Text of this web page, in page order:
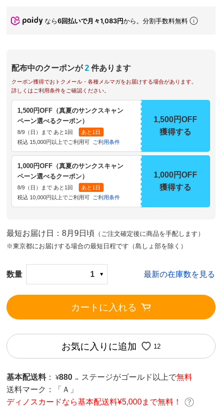
なら6回払いで月々1,083円から。分割手数料無料
配布中のクーポンが 2 件あります
クーポン獲得でおトクメール・各種メルマガをお届けする場合があります。
詳しくはご利用条件をご確認ください。
1,500円OFF（真夏のサンクスキャン
ペーン選べるクーポン）
8/9（日）まで あと1回
あと1日
税込 15,000円以上でご利用可
ご利用条件
1,500円OFF
獲得する
1,000円OFF（真夏のサンクスキャン
ペーン選べるクーポン）
8/9（日）まで あと1回
あと1日
税込 10,000円以上でご利用可
ご利用条件
1,000円OFF
獲得する
最短お届け日：8月9日頃 （ご注文確定後に商品を手配します）
※東京都にお届けする場合の最短日程です（島しょ部を除く）
数量 1 最新の在庫数を見る
カートに入れる
お気に入りに追加 12
基本配送料 ： ¥880 → ステージがゴールド以上で無料
送料マーク：
「Ａ」
ディノスカードなら基本配送料¥5,000まで無料！